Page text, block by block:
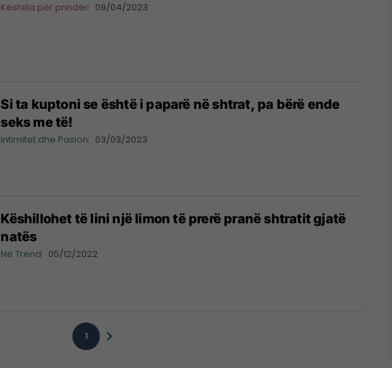
Këshilla për prindër 09/04/2023
Si ta kuptoni se është i paparë në shtrat, pa bërë ende
seks me të!
Intimitet dhe Pasion 03/03/2023
Këshillohet të lini një limon të prerë pranë shtratit gjatë
natës
Në Trend 05/12/2022
1